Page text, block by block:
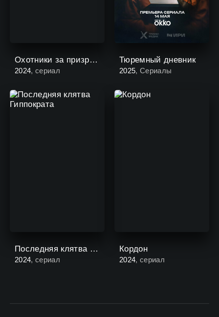
Охотники за призраком
2024, сериал
Тюремный дневник
2025, Сериалы
Последняя клятва Гиппократа
2024, сериал
Кордон
2024, сериал